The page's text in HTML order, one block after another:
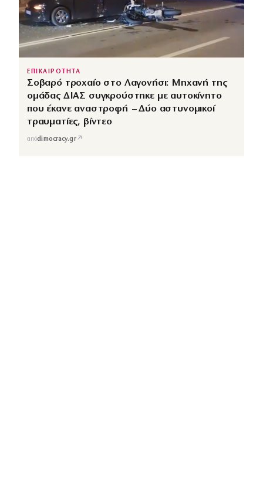
ΕΠΙΚΑΙΡΟΤΗΤΑ
Σοβαρό τροχαίο στο Λαγονήσι: Μηχανή της
ομάδας ΔΙΑΣ συγκρούστηκε με αυτοκίνητο
που έκανε αναστροφή – Δύο αστυνομικοί
τραυματίες, βίντεο
απόdimocracy.gr↗